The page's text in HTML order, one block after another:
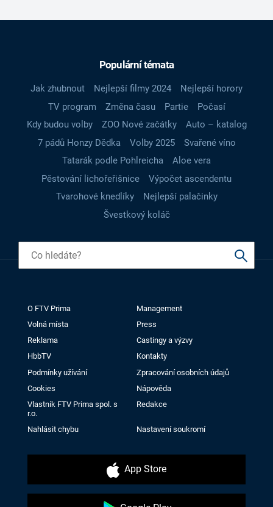
Populární témata
Jak zhubnout Nejlepší filmy 2024
Nejlepší horory
TV program
Změna času Partie
Počasí
Kdy budou volby
ZOO Nové začátky
Auto – katalog
7 pádů Honzy Dědka
Volby 2025
Svařené víno
Tatarák podle Pohlreicha
Aloe vera
Pěstování lichořeřišnice
Výpočet ascendentu
Tvarohové knedlíky
Nejlepší palačinky
Švestkový koláč
O FTV Prima
Management
Volná místa
Press
Reklama
Castingy a výzvy
HbbTV
Kontakty
Podmínky užívání
Zpracování osobních údajů
Cookies
Nápověda
Vlastník FTV Prima spol. s
r.o.
Redakce
Nahlásit chybu Nastavení soukromí
App Store